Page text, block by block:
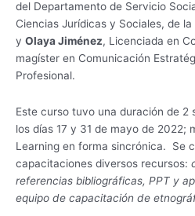
del Departamento de Servicio
Ciencias Jurídicas y Sociales, de
y Olaya Jiménez, Licenciada en
magíster en Comunicación
Profesional.
Este curso tuvo una duración de 2
los días 17 y 31 de mayo de 2022;
Learning en forma sincrónica. Se
capacitaciones diversos recursos:
referencias bibliográficas, PPT y
equipo de capacitación de